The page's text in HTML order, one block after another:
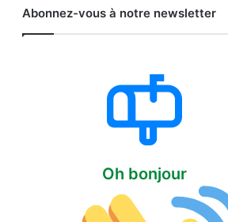
Abonnez-vous à notre newsletter
Oh bonjour